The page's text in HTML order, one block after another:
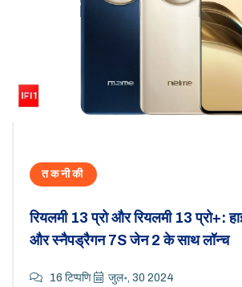
तकनीकी
रियलमी 13 प्रो और रियलमी 13 प्रो+:
और स्नैपड्रैगन 7S जेन 2 के साथ लॉन्च
16 टिप्पणि जुल॰, 30 2024